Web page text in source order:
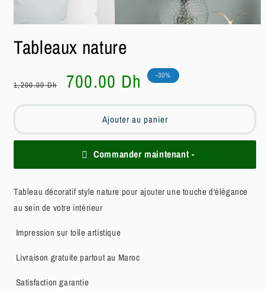
média
fenêtre
modale
Tableaux nature
habituel
1,200.00 Dh
Prix
soldé
700.00 Dh -30%
Ajouter au panier
Commander maintenant -
Tableau décoratif style nature pour ajouter une touche d'élégance
au sein de votre intérieur
Impression sur toile artistique
Livraison gratuite partout au Maroc
Satisfaction garantie